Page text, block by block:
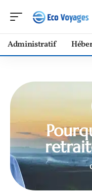
Administratif